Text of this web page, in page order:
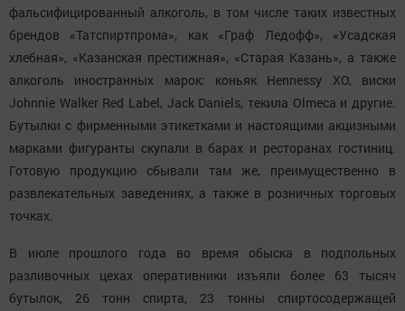
фальсифицированный алкоголь, в том числе таких известных
брендов «Татспиртпрома», как «Граф Ледофф», «Усадская
хлебная», «Казанская престижная», «Старая Казань», а также
алкоголь иностранных марок: коньяк Hennessy XO, виски
Johnnie Walker Red Label, Jack Daniels, текила Olmeca и другие.
Бутылки с фирменными этикетками и настоящими акцизными
марками фигуранты скупали в барах и ресторанах гостиниц.
Готовую продукцию сбывали там же, преимущественно в
развлекательных заведениях, а также в розничных торговых
точках.
В июле прошлого года во время обыска в подпольных
разливочных цехах оперативники изъяли более 63 тысяч
бутылок, 26 тонн спирта, 23 тонны спиртосодержащей